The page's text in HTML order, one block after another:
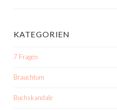
KATEGORIEN
7 Fragen
Brauchtum
Buchskandale